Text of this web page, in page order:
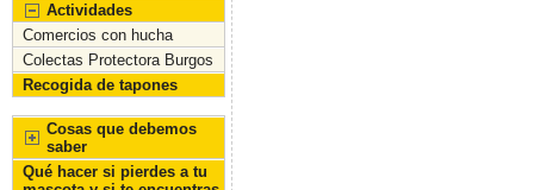
Actividades
Comercios con hucha
Colectas Protectora Burgos
Recogida de tapones
Cosas que debemos
saber
Qué hacer si pierdes a tu